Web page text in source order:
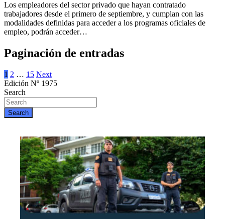
Los empleadores del sector privado que hayan contratado
trabajadores desde el primero de septiembre, y cumplan con las
modalidades definidas para acceder a los programas oficiales de
empleo, podrán acceder…
Paginación de entradas
1 2 … 15 Next
Edición Nº 1975
Search
Search